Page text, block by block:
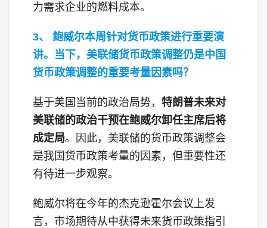
力需求企业的燃料成本。
3、 鲍威尔本周针对货币政策进行重要演
讲。当下，美联储货币政策调整仍是中国
货币政策调整的重要考量因素吗？
基于美国当前的政治局势， 特朗普未来对
美联储的政治干预在鲍威尔卸任主席后将
成定局。因此，美联储的货币政策调整会
是我国货币政策考量的因素，但重要性还
有待进一步观察。
鲍威尔将在今年的杰克逊霍尔会议上发
言，市场期待从中获得未来货币政策指引